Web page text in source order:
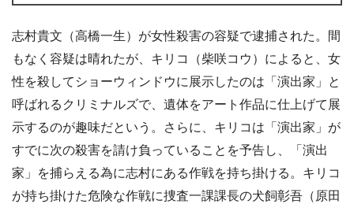
志村貴文（高橋一生）が女性殺害の容疑で逮捕された。間
もなく容疑は晴れたが、キリコ（柴咲コウ）によると、女
性を殺してショーウィンドウに展示したのは「演出家」と
呼ばれるクリミナルズで、遺体をアート作品に仕上げて展
示するのが趣味だという。さらに、キリコは「演出家」が
すでに次の殺害を請け負っていることを予告し、「演出
家」を捕らえる為に志村にある作戦を持ち掛ける。キリコ
が持ち掛けた危険な作戦に捜査一課課長の犬飼彰吾（原田